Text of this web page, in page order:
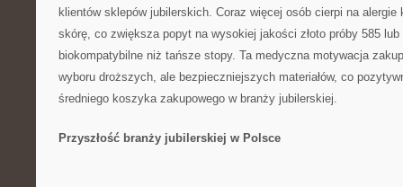
klientów sklepów jubilerskich. Coraz więcej osób cierpi na
skórę, co zwiększa popyt na wysokiej jakości złoto próby 585
biokompatybilne niż tańsze stopy. Ta medyczna motywacja
wyboru droższych, ale bezpieczniejszych materiałów, co
średniego koszyka zakupowego w branży jubilerskiej.
Przyszłość branży jubilerskiej w Polsce